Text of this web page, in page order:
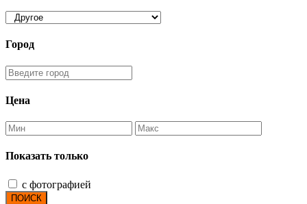
Город
Цена
Показать только
с фотографией
ПОИСК